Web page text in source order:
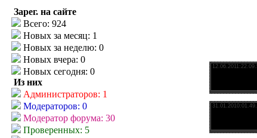
Зарег. на сайте
Всего: 924
Новых за месяц: 1
Новых за неделю: 0
Новых вчера: 0
Новых сегодня: 0
Из них
Администраторов: 1
Модераторов: 0
Модератор форума: 30
Проверенных: 5